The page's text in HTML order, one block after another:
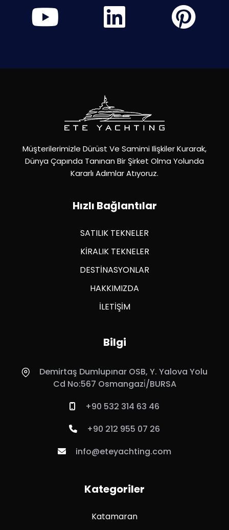
Müşterilerimizle Dürüst Ve Samimi Ilişkiler Kurarak,
Dünya Çapında Tanınan Bir Şirket Olma Yolunda
Kararlı Adımlar Atıyoruz.
Hızlı Bağlantılar
SATILIK TEKNELER
KİRALIK TEKNELER
DESTİNASYONLAR
HAKKIMIZDA
İLETİŞİM
Bilgi
Demirtaş Dumlupınar OSB, Y. Yalova Yolu
Cd No:567 Osmangazi̇/BURSA
+90 532 314 63 46
+90 212 955 07 26
info@eteyachting.com
Kategoriler
Katamaran